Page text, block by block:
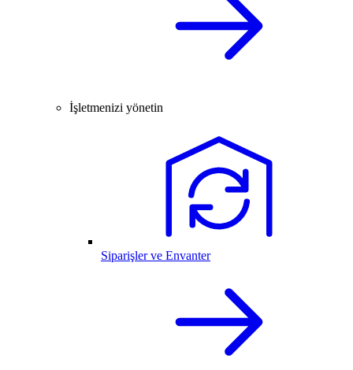
İşletmenizi yönetin
Siparişler ve Envanter